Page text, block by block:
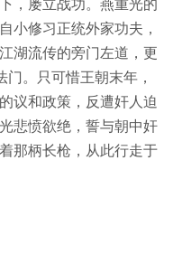
小修习正统外家功夫，
湖流传的旁门左道，更
门。只可惜王朝末年，
议和政策，反遭奸人迫
悲愤欲绝，誓与朝中奸
那柄长枪，从此行走于